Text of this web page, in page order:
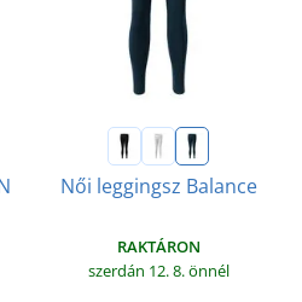
Női leggingsz Balance
RAKTÁRON
szerdán 12. 8.önnél